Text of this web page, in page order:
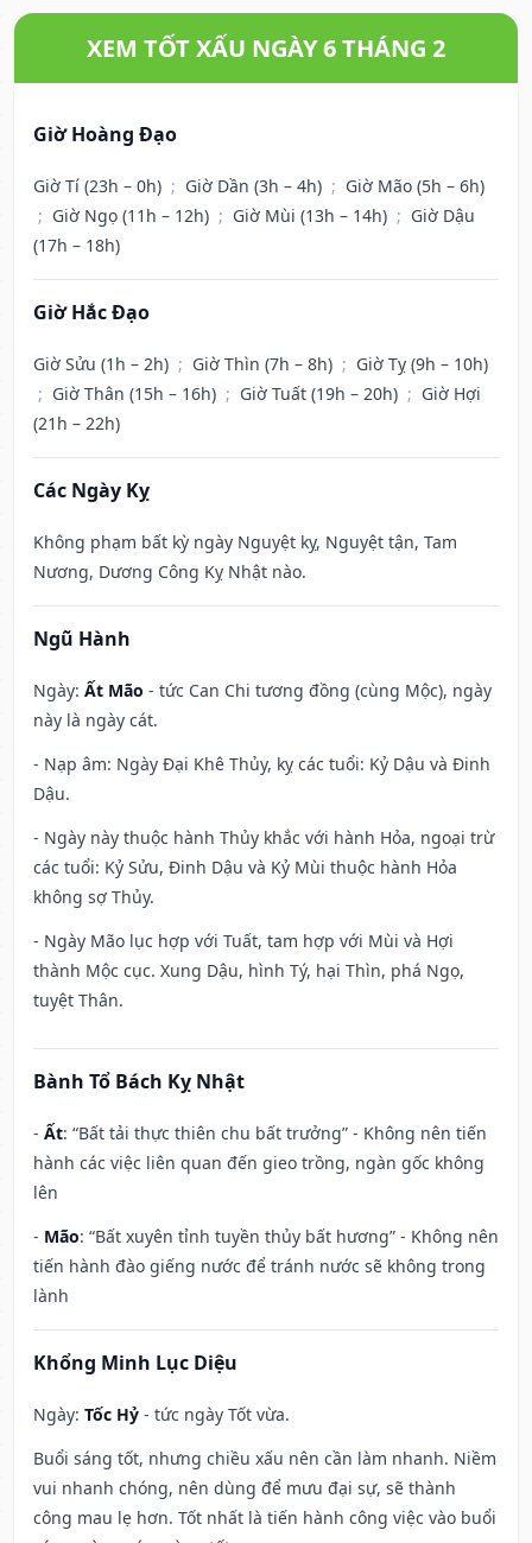
XEM TỐT XẤU NGÀY 6 THÁNG 2
Giờ Hoàng Đạo
Giờ Tí (23h – 0h) ; Giờ Dần (3h – 4h) ; Giờ Mão (5h – 6h)
; Giờ Ngọ (11h – 12h) ; Giờ Mùi (13h – 14h) ; Giờ Dậu
(17h – 18h)
Giờ Hắc Đạo
Giờ Sửu (1h – 2h) ; Giờ Thìn (7h – 8h) ; Giờ Tỵ (9h – 10h)
; Giờ Thân (15h – 16h) ; Giờ Tuất (19h – 20h) ; Giờ Hợi
(21h – 22h)
Các Ngày Kỵ
Không phạm bất kỳ ngày Nguyệt kỵ, Nguyệt tận, Tam
Nương, Dương Công Kỵ Nhật nào.
Ngũ Hành
Ngày: Ất Mão - tức Can Chi tương đồng (cùng Mộc), ngày
này là ngày cát.
- Nạp âm: Ngày Đại Khê Thủy, kỵ các tuổi: Kỷ Dậu và Đinh
Dậu.
- Ngày này thuộc hành Thủy khắc với hành Hỏa, ngoại trừ
các tuổi: Kỷ Sửu, Đinh Dậu và Kỷ Mùi thuộc hành Hỏa
không sợ Thủy.
- Ngày Mão lục hợp với Tuất, tam hợp với Mùi và Hợi
thành Mộc cục. Xung Dậu, hình Tý, hại Thìn, phá Ngọ,
tuyệt Thân.
Bành Tổ Bách Kỵ Nhật
- Ất: “Bất tải thực thiên chu bất trưởng” - Không nên tiến
hành các việc liên quan đến gieo trồng, ngàn gốc không
lên
- Mão: “Bất xuyên tỉnh tuyền thủy bất hương” - Không nên
tiến hành đào giếng nước để tránh nước sẽ không trong
lành
Khổng Minh Lục Diệu
Ngày: Tốc Hỷ - tức ngày Tốt vừa.
Buổi sáng tốt, nhưng chiều xấu nên cần làm nhanh. Niềm
vui nhanh chóng, nên dùng để mưu đại sự, sẽ thành
công mau lẹ hơn. Tốt nhất là tiến hành công việc vào buổi